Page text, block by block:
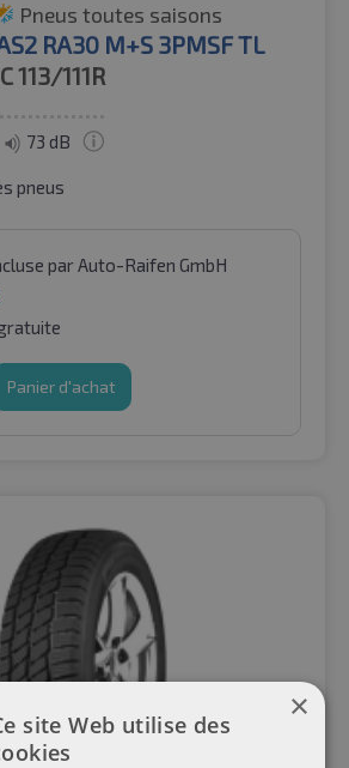
Pneus toutes saisons
RA30 M+S 3PMSF TL
113/111R
73 dB
pneus
par Auto-Raifen GmbH
Panier d'achat
×
site Web utilise des